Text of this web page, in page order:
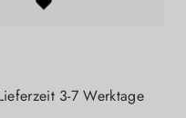
3-7 Werktage